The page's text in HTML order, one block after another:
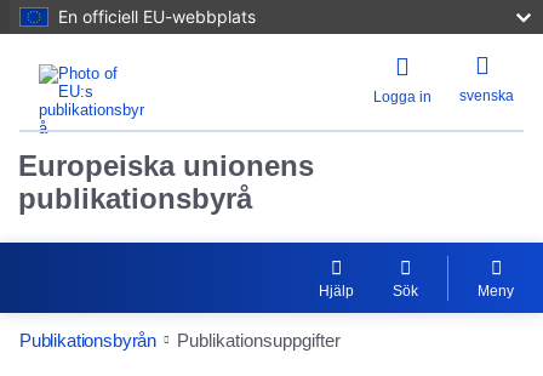
En officiell EU-webbplats
Logga in svenska
Europeiska unionens
publikationsbyrå
Hjälp Sök Meny
Publikationsbyrån Publikationsuppgifter